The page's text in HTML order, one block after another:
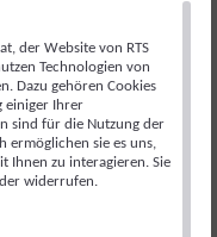
der Website von RTS
Technologien von
Dazu gehören Cookies
einiger Ihrer
sind für die Nutzung der
ermöglichen sie es uns,
Ihnen zu interagieren. Sie
widerrufen.